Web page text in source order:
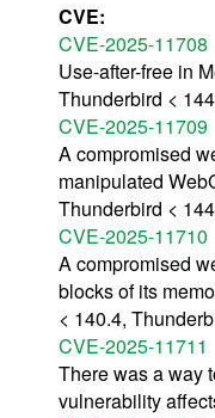
CVE:
CVE-2025-11708
Use-after-free in
Thunderbird <
CVE-2025-11709
A compromised
manipulated
Thunderbird <
CVE-2025-11710
A compromised
blocks of its
< 140.4,
CVE-2025-11711
There was a way
vulnerability